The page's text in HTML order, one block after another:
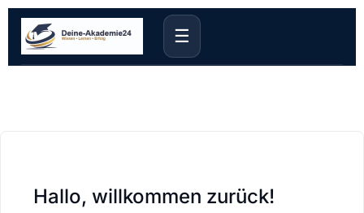
☰
Hallo, willkommen zurück!